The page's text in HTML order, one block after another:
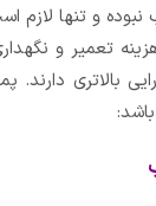
و تنها لازم
تعمیر و
بالاتری دارند.